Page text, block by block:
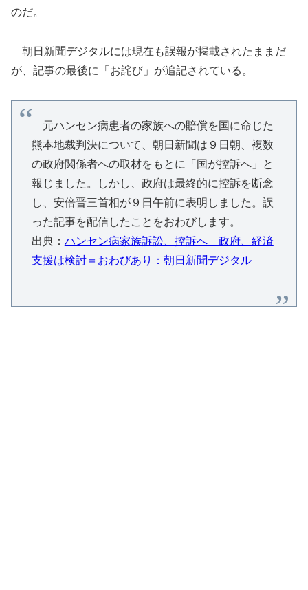
のだ。
朝日新聞デジタルには現在も誤報が掲載されたままだ
が、記事の最後に「お詫び」が追記されている。
元ハンセン病患者の家族への賠償を国に命じた
熊本地裁判決について、朝日新聞は９日朝、複数
の政府関係者への取材をもとに「国が控訴へ」と
報じました。しかし、政府は最終的に控訴を断念
し、安倍晋三首相が９日午前に表明しました。誤
った記事を配信したことをおわびします。
出典： ハンセン病家族訴訟、控訴へ 政府、経済
支援は検討＝おわびあり：朝日新聞デジタル